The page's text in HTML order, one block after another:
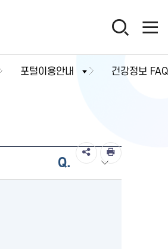
포털이용안내 건강정보 FAQ
Q.